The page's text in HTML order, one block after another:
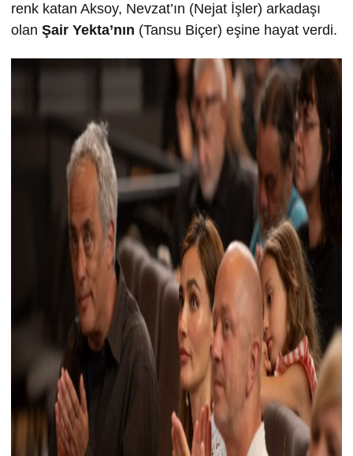
renk katan Aksoy, Nevzat’ın (Nejat İşler) arkadaşı
olan Şair Yekta’nın (Tansu Biçer) eşine hayat verdi.